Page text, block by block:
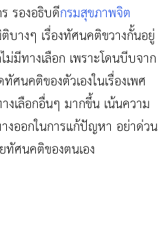
รองอธิบดีกรมสุขภาพจิต
บางๆ เรื่องทัศนคติขวางกั้นอยู่
มีทางเลือก เพราะโดนบีบจาก
นคติของตัวเองในเรื่องเพศ
เลือกอื่นๆ มากขึ้น เน้นความ
งออกในการแก้ปัญหา อย่าด่วน
ศนคติของตนเอง